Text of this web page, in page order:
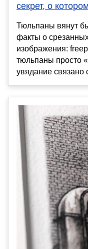
секрет, о
Тюльпаны вянут
факты о
изображения:
тюльпаны просто
увядание связано